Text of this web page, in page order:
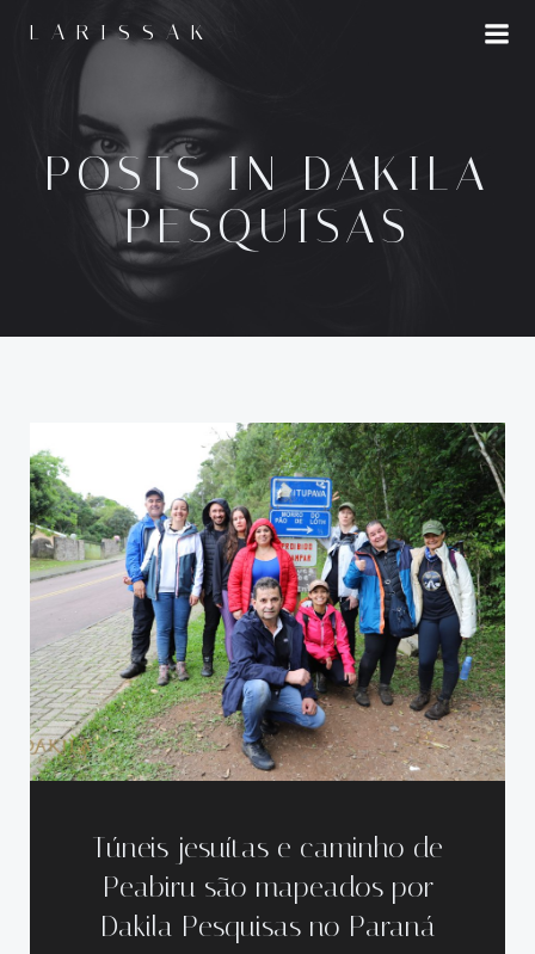
LARISSAK
POSTS IN DAKILA
PESQUISAS
Túneis jesuítas e caminho de
Peabiru são mapeados por
Dakila Pesquisas no Paraná